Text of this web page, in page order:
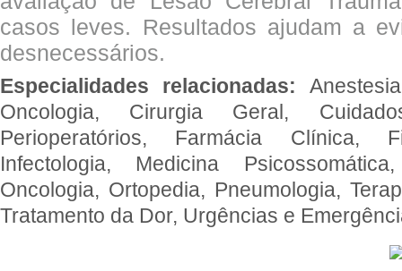
casos leves. Resultados ajudam a
desnecessários.
Especialidades relacionadas:
Oncologia, Cirurgia Geral,
Perioperatórios, Farmácia Clínica,
Infectologia, Medicina
Oncologia, Ortopedia, Pneumologia,
Tratamento da Dor, Urgências e